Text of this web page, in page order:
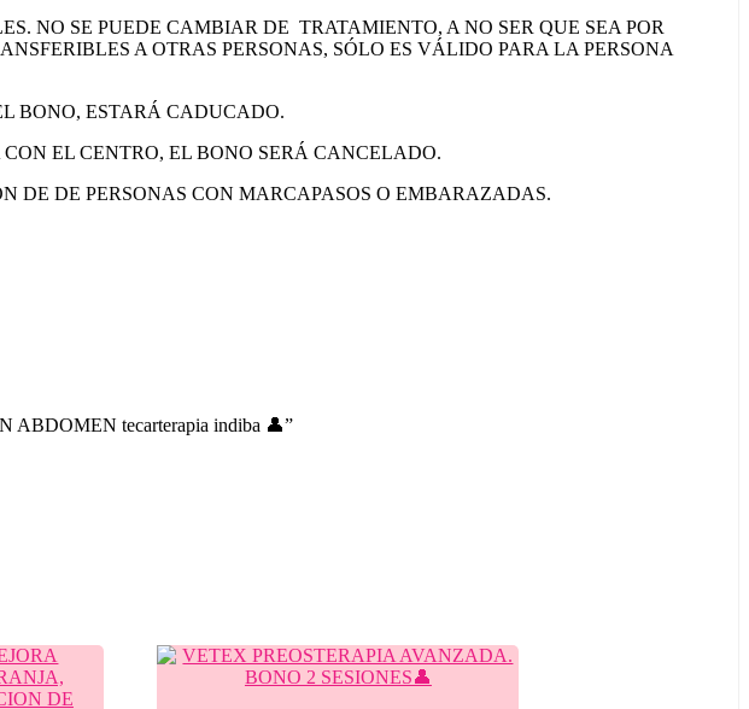
NO SE PUEDE CAMBIAR DE TRATAMIENTO, A NO SER QUE SEA POR
A OTRAS PERSONAS, SÓLO ES VÁLIDO PARA LA PERSONA
BONO, ESTARÁ CADUCADO.
EL CENTRO, EL BONO SERÁ CANCELADO.
DE DE PERSONAS CON MARCAPASOS O EMBARAZADAS.
ABDOMEN tecarterapia indiba 👤”